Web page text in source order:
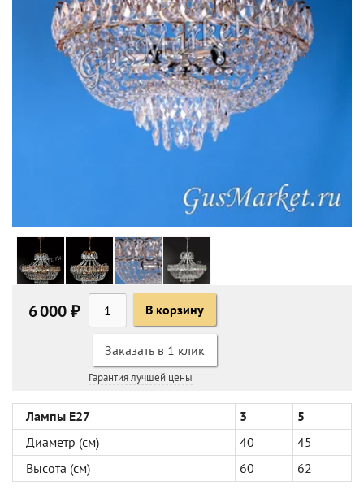
6 000 ₽ В корзину
Заказать в 1 клик
Гарантия лучшей цены
Лампы Е27 3
5
Диаметр (см)
40
45
Высота (см)
60 62